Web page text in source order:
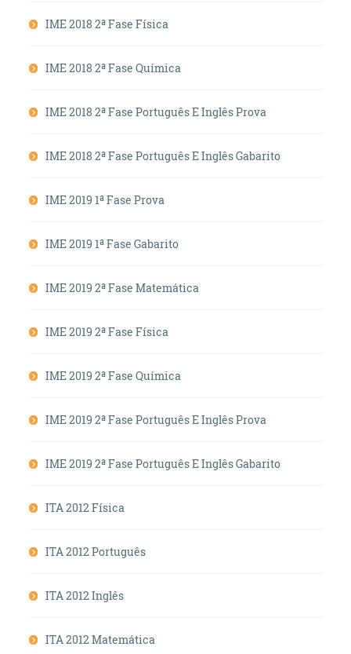
IME 2018 2ª Fase Física
IME 2018 2ª Fase Química
IME 2018 2ª Fase Português E Inglês Prova
IME 2018 2ª Fase Português E Inglês Gabarito
IME 2019 1ª Fase Prova
IME 2019 1ª Fase Gabarito
IME 2019 2ª Fase Matemática
IME 2019 2ª Fase Física
IME 2019 2ª Fase Química
IME 2019 2ª Fase Português E Inglês Prova
IME 2019 2ª Fase Português E Inglês Gabarito
ITA 2012 Física
ITA 2012 Português
ITA 2012 Inglês
ITA 2012 Matemática